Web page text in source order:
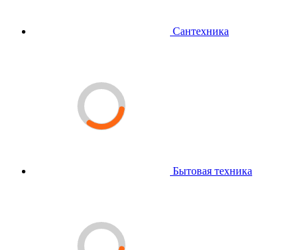
Сантехника
Бытовая техника